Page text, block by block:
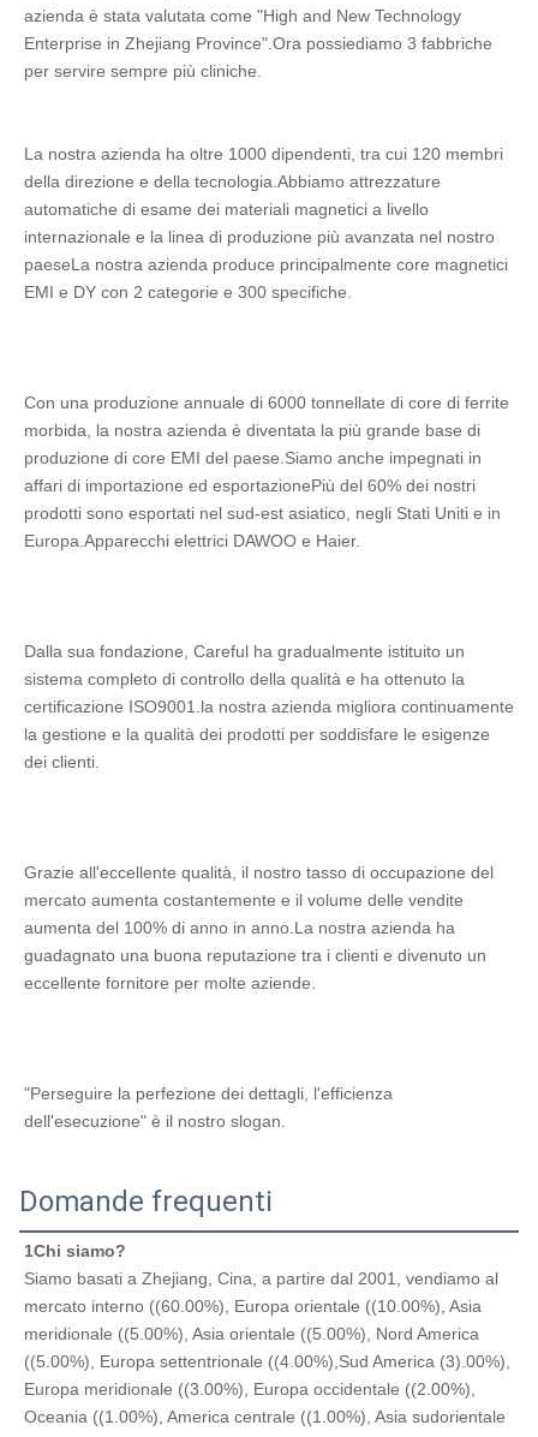
azienda è stata valutata come "High and New Technology
Enterprise in Zhejiang Province".Ora possiediamo 3 fabbriche
per servire sempre più cliniche.
La nostra azienda ha oltre 1000 dipendenti, tra cui 120 membri
della direzione e della tecnologia.Abbiamo attrezzature
automatiche di esame dei materiali magnetici a livello
internazionale e la linea di produzione più avanzata nel nostro
paeseLa nostra azienda produce principalmente core magnetici
EMI e DY con 2 categorie e 300 specifiche.
Con una produzione annuale di 6000 tonnellate di core di ferrite
morbida, la nostra azienda è diventata la più grande base di
produzione di core EMI del paese.Siamo anche impegnati in
affari di importazione ed esportazionePiù del 60% dei nostri
prodotti sono esportati nel sud-est asiatico, negli Stati Uniti e in
Europa.Apparecchi elettrici DAWOO e Haier.
Dalla sua fondazione, Careful ha gradualmente istituito un
sistema completo di controllo della qualità e ha ottenuto la
certificazione ISO9001.la nostra azienda migliora continuamente
la gestione e la qualità dei prodotti per soddisfare le esigenze
dei clienti.
Grazie all'eccellente qualità, il nostro tasso di occupazione del
mercato aumenta costantemente e il volume delle vendite
aumenta del 100% di anno in anno.La nostra azienda ha
guadagnato una buona reputazione tra i clienti e divenuto un
eccellente fornitore per molte aziende.
"Perseguire la perfezione dei dettagli, l'efficienza
dell'esecuzione" è il nostro slogan.
Domande frequenti
1Chi siamo?
Siamo basati a Zhejiang, Cina, a partire dal 2001, vendiamo al
mercato interno ((60.00%), Europa orientale ((10.00%), Asia
meridionale ((5.00%), Asia orientale ((5.00%), Nord America
((5.00%), Europa settentrionale ((4.00%),Sud America (3).00%),
Europa meridionale ((3.00%), Europa occidentale ((2.00%),
Oceania ((1.00%), America centrale ((1.00%), Asia sudorientale